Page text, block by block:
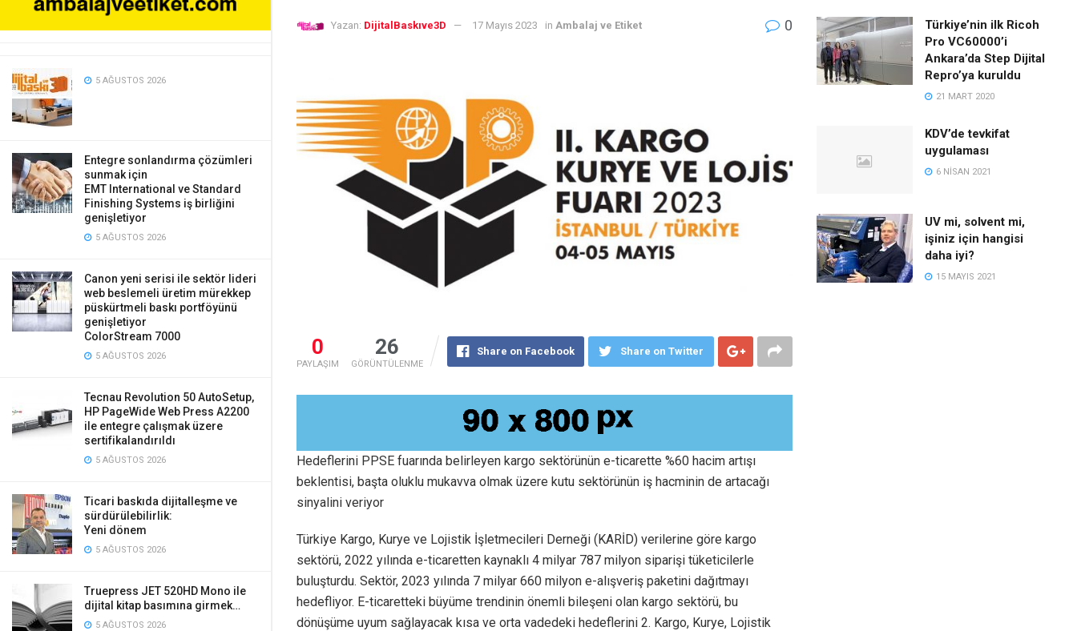
5 AĞUSTOS 2026
Entegre sonlandırma çözümleri
sunmak için
EMT International ve Standard
Finishing Systems iş birliğini
genişletiyor
5 AĞUSTOS 2026
Canon yeni serisi ile sektör lideri
web beslemeli üretim mürekkep
püskürtmeli baskı portföyünü
genişletiyor
ColorStream 7000
5 AĞUSTOS 2026
Tecnau Revolution 50 AutoSetup,
HP PageWide Web Press A2200
ile entegre çalışmak üzere
sertifikalandırıldı
5 AĞUSTOS 2026
Ticari baskıda dijitalleşme ve
sürdürülebilirlik:
Yeni dönem
5 AĞUSTOS 2026
Truepress JET 520HD Mono ile
dijital kitap basımına girmek…
5 AĞUSTOS 2026
Yazan: DijitalBaskıve3D 17 Mayıs 2023 in Ambalaj ve Etiket 0
0
PAYLAŞIM
26
GÖRÜNTÜLENME
Share on Facebook Share on Twitter
Hedeflerini PPSE fuarında belirleyen kargo sektörünün e-ticarette %60 hacim artışı
beklentisi, başta oluklu mukavva olmak üzere kutu sektörünün iş hacminin de artacağı
sinyalini veriyor
Türkiye Kargo, Kurye ve Lojistik İşletmecileri Derneği (KARİD) verilerine göre kargo
sektörü, 2022 yılında e-ticaretten kaynaklı 4 milyar 787 milyon siparişi tüketicilerle
buluşturdu. Sektör, 2023 yılında 7 milyar 660 milyon e-alışveriş paketini dağıtmayı
hedefliyor. E-ticaretteki büyüme trendinin önemli bileşeni olan kargo sektörü, bu
dönüşüme uyum sağlayacak kısa ve orta vadedeki hedeflerini 2. Kargo, Kurye, Lojistik
Türkiye’nin ilk Ricoh
Pro VC60000’i
Ankara’da Step Dijital
Repro’ya kuruldu
21 MART 2020
KDV’de tevkifat
uygulaması
6 NISAN 2021
UV mi, solvent mi,
işiniz için hangisi
daha iyi?
15 MAYIS 2021